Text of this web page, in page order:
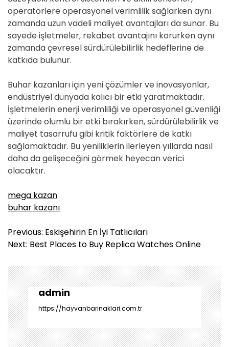
operatörlere operasyonel verimlilik sağlarken aynı
zamanda uzun vadeli maliyet avantajları da sunar. Bu
sayede işletmeler, rekabet avantajını korurken aynı
zamanda çevresel sürdürülebilirlik hedeflerine de
katkıda bulunur.
Buhar kazanları için yeni çözümler ve inovasyonlar,
endüstriyel dünyada kalıcı bir etki yaratmaktadır.
İşletmelerin enerji verimliliği ve operasyonel güvenliği
üzerinde olumlu bir etki bırakırken, sürdürülebilirlik ve
maliyet tasarrufu gibi kritik faktörlere de katkı
sağlamaktadır. Bu yeniliklerin ilerleyen yıllarda nasıl
daha da gelişeceğini görmek heyecan verici
olacaktır.
mega kazan
buhar kazanı
Y
a
ı
g
e
z
i
n
m
Previous: Eskişehirin En İyi Tatlıcıları
Next: Best Places to Buy Replica Watches Online
admin
https://hayvanbarinaklari.com.tr